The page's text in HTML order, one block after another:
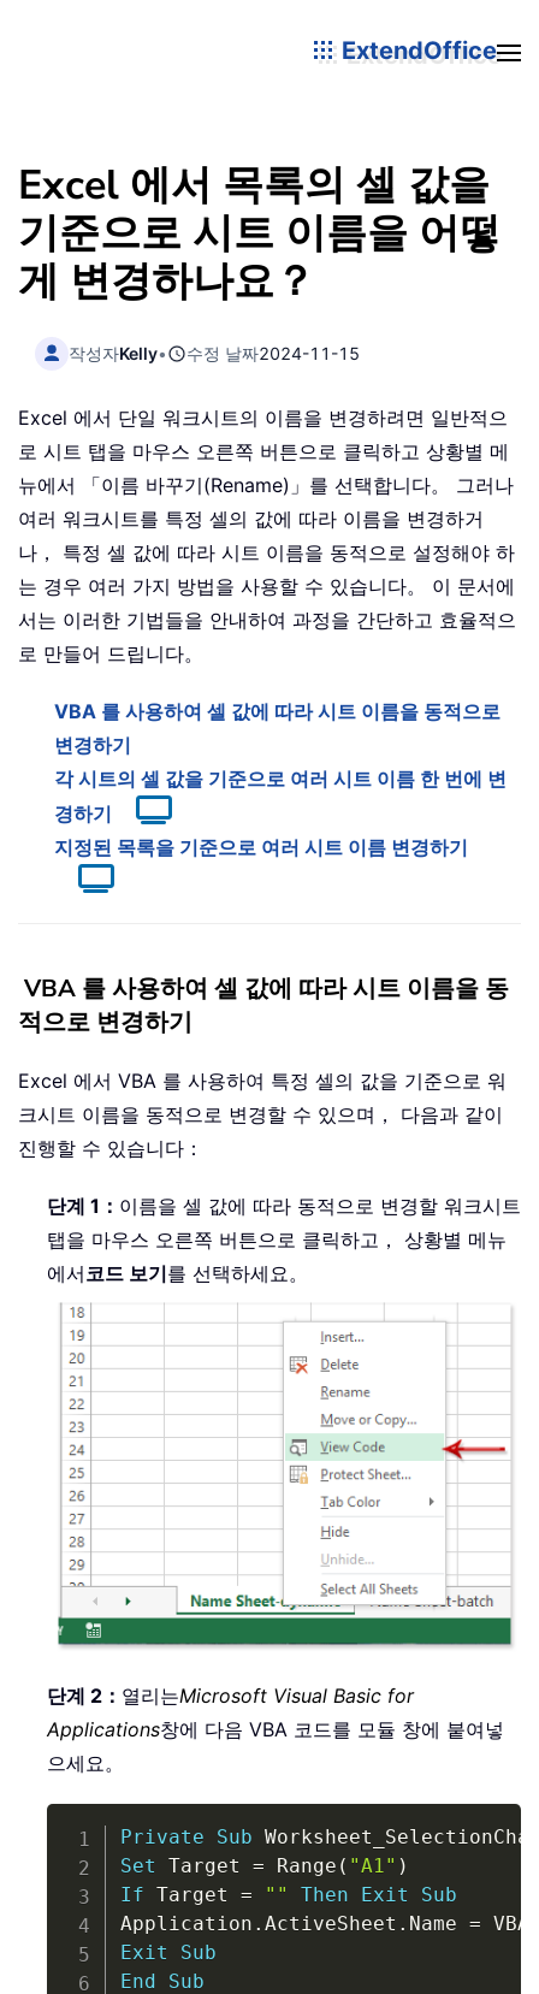
ExtendOffice
Excel 에서 목록의 셀 값을
기준으로 시트 이름을 어떻
게 변경하나요？
작성자Kelly• 수정 날짜2024-11-15
Excel 에서 단일 워크시트의 이름을 변경하려면 일반적으
로 시트 탭을 마우스 오른쪽 버튼으로 클릭하고 상황별 메
뉴에서 「이름 바꾸기(Rename)」를 선택합니다。 그러나
여러 워크시트를 특정 셀의 값에 따라 이름을 변경하거
나， 특정 셀 값에 따라 시트 이름을 동적으로 설정해야 하
는 경우 여러 가지 방법을 사용할 수 있습니다。 이 문서에
서는 이러한 기법들을 안내하여 과정을 간단하고 효율적으
로 만들어 드립니다。
VBA 를 사용하여 셀 값에 따라 시트 이름을 동적으로
변경하기
각 시트의 셀 값을 기준으로 여러 시트 이름 한 번에 변
경하기
지정된 목록을 기준으로 여러 시트 이름 변경하기
VBA 를 사용하여 셀 값에 따라 시트 이름을 동
적으로 변경하기
Excel 에서 VBA 를 사용하여 특정 셀의 값을 기준으로 워
크시트 이름을 동적으로 변경할 수 있으며， 다음과 같이
진행할 수 있습니다：
단계 1： 이름을 셀 값에 따라 동적으로 변경할 워크시트
탭을 마우스 오른쪽 버튼으로 클릭하고， 상황별 메뉴
에서코드 보기를 선택하세요。
단계 2： 열리는Microsoft Visual Basic for
Applications창에 다음 VBA 코드를 모듈 창에 붙여넣
으세요。
Private Sub
Set Target = Range ( "A1" )
If Target = "" Then Exit
Sub
Application . ActiveSheet . Name = VBA
Exit
Sub
End
Sub
Copy